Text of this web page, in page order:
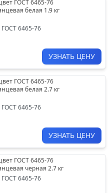
ГОСТ 6465-76
белая 1.9 кг
ГОСТ 6465-76
УЗНАТЬ ЦЕНУ
ГОСТ 6465-76
белая 2.7 кг
ГОСТ 6465-76
УЗНАТЬ ЦЕНУ
ГОСТ 6465-76
черная 2.7 кг
ГОСТ 6465-76